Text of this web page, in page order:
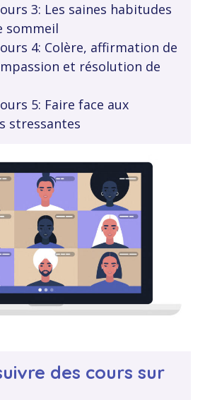
3: Les saines habitudes
sommeil
4: Colère, affirmation de
et résolution de
5: Faire face aux
stressantes
des cours sur